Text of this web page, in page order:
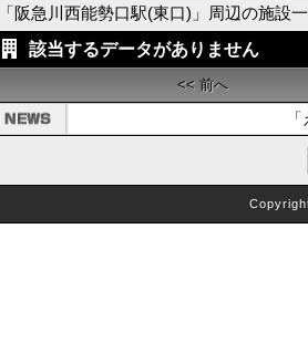
「阪急川西能勢口駅(東口)」周辺の施設
該当するデータがありません
<< 前へ
「